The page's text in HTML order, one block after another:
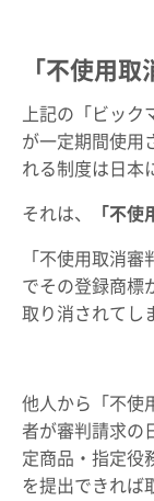
「不使用
上記の「ビッ
が一定期間使用
れる制度は日本
それは、 「不
「不使用取消
でその登録商標
取り消されてし
他人から「不使
者が審判請求の
定商品・指定役
を提出できれば